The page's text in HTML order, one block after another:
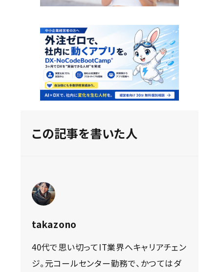
この記事を書いた人
takazono
40代で思い切ってIT業界へキャリアチェン
ジ。元コールセンター勤務で、かつてはダ